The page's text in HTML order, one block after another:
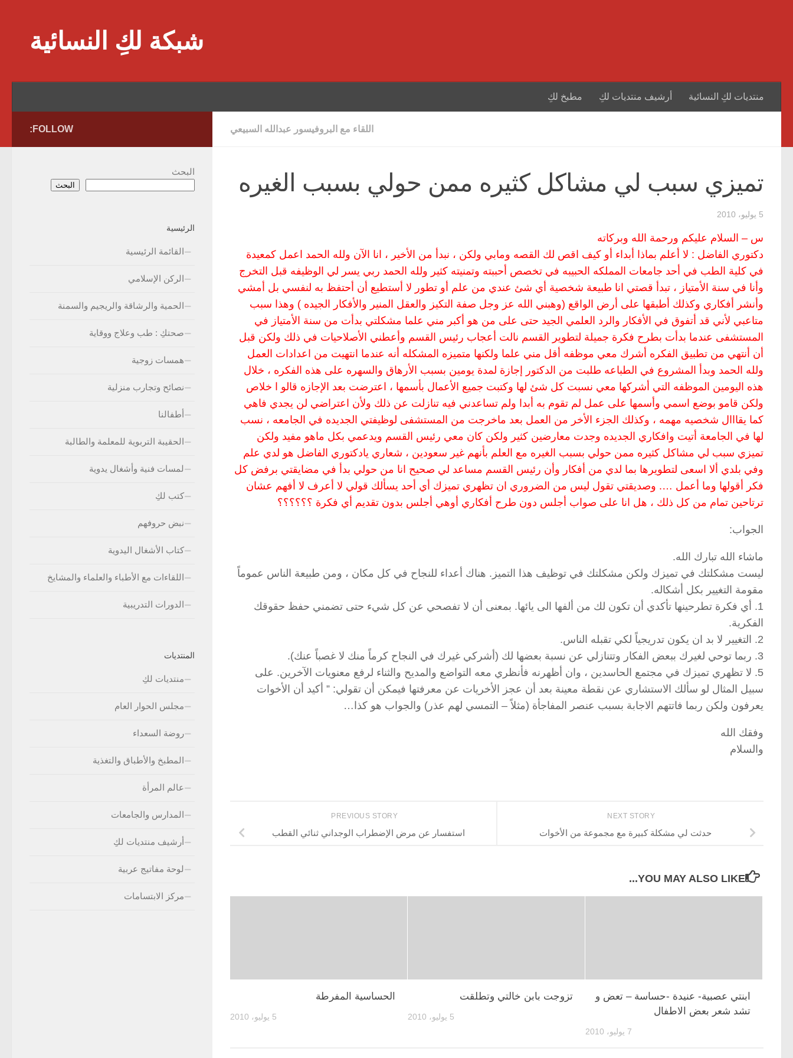
شبكة لكِ النسائية
منتديات لكِ النسائية أرشيف منتديات لكِ مطبخ لكِ
اللقاء مع البروفيسور عبدالله السبيعي
تميزي سبب لي مشاكل كثيره ممن حولي بسبب الغيره
5 يوليو، 2010
س – السلام عليكم ورحمة الله وبركاته
دكتوري الفاضل : لا أعلم بماذا أبداء أو كيف اقص لك القصه ومابي ولكن ، نبدأ من الأخير ، انا الآن ولله الحمد اعمل كمعيدة
في كلية الطب في أحد جامعات المملكه الحبيبه في تخصص أحببته وتمنيته كثير ولله الحمد ربي يسر لي الوظيفه قبل التخرج
وأنا في سنة الأمتياز ، تبدأ قصتي انا طبيعة شخصية أي شئ عندي من علم أو تطور لا أستطيع أن أحتفظ به لنفسي بل أمشي
وأنشر أفكاري وكذلك أطبقها على أرض الواقع (وهبني الله عز وجل صفة التكيز والعقل المنير والأفكار الجيده ) وهذا سبب
متاعبي لأني قد أتفوق في الأفكار والرد العلمي الجيد حتى على من هو أكبر مني علما مشكلتي بدأت من سنة الأمتياز في
المستشفى عندما بدأت بطرح فكرة جميلة لتطوير القسم نالت أعجاب رئيس القسم وأعطني الأصلاحيات في ذلك ولكن قبل
أن أنتهي من تطبيق الفكره أشرك معي موظفه أقل مني علما ولكنها متميزه المشكله أنه عندما انتهيت من اعدادات العمل
ولله الحمد وبدأ المشروع في الطباعه طلبت من الدكتور إجازة لمدة يومين بسبب الأرهاق والسهره على هذه الفكره ، خلال
هذه اليومين الموظفه التي أشركها معي نسبت كل شئ لها وكتبت جميع الأعمال بأسمها ، اعترضت بعد الإجازه قالو ا خلاص
ولكن قامو بوضع اسمي وأسمها على عمل لم تقوم به أبدا ولم تساعدني فيه تنازلت عن ذلك ولأن اعتراضي لن يجدي فاهي
كما يقااال شخصيه مهمه ، وكذلك الجزء الأخر من العمل بعد ماخرجت من المستشفى لوظيفتي الجديده في الجامعه ، نسب
لها في الجامعة أتيت وافكاري الجديده وجدت معارضين كثير ولكن كان معي رئيس القسم ويدعمي بكل ماهو مفيد ولكن
تميزي سبب لي مشاكل كثيره ممن حولي بسبب الغيره مع العلم بأنهم غير سعودين ، شعاري يادكتوري الفاضل هو لدي علم
وفي بلدي ألا اسعى لتطويرها بما لدي من أفكار وأن رئيس القسم مساعد لي صحيح انا من حولي بدأ في مضايقتي برفض كل
فكر أقولها وما أعمل …. وصديقتي تقول ليس من الضروري ان تظهري تميزك أي أحد يسألك قولي لا أعرف لا أفهم عشان
ترتاحين تمام من كل ذلك ، هل انا على صواب أجلس دون طرح أفكاري أوهي أجلس بدون تقديم أي فكرة ؟؟؟؟؟؟
الجواب:
ماشاء الله تبارك الله.
ليست مشكلتك في تميزك ولكن مشكلتك في توظيف هذا التميز. هناك أعداء للنجاح في كل مكان ، ومن طبيعة الناس عموماً
مقومة التغيير بكل أشكاله.
1. أي فكرة تطرحينها تأكدي أن تكون لك من ألفها الى يائها. بمعنى أن لا تفصحي عن كل شيء حتى تضمني حفظ حقوقك
الفكرية.
2. التغيير لا بد ان يكون تدريجياً لكي تقبله الناس.
3. ربما توحي لغيرك ببعض الفكار وتتنازلي عن نسبة بعضها لك (أشركي غيرك في النجاح كرماً منك لا غصباً عنك).
5. لا تظهري تميزك في مجتمع الحاسدين ، وان أظهرنه فأنظري معه التواضع والمديح والثناء لرفع معنويات الآخرين. على
سبيل المثال لو سألك الاستشاري عن نقطة معينة بعد أن عجز الأخريات عن معرفتها فيمكن أن تقولي: ” أكيد أن الأخوات
يعرفون ولكن ربما فاتتهم الاجابة بسبب عنصر المفاجأة (مثلاً – التمسي لهم عذر) والجواب هو كذا…
وفقك الله
والسلام
NEXT STORY
حدثت لي مشكلة كبيرة مع مجموعة من الأخوات
PREVIOUS STORY
استفسار عن مرض الإضطراب الوجداني ثنائي القطب
YOU MAY ALSO LIKE...
الحساسية المفرطة
5 يوليو، 2010
تزوجت بابن خالتي وتطلقت
5 يوليو، 2010
ابنتي عصبية- عنيدة -حساسة – تعض و
تشد شعر بعض الاطفال
7 يوليو، 2010
FOLLOW:
البحث
البحث
الرئيسية
القائمة الرئيسية
الركن الإسلامي
الحمية والرشاقة والريجيم والسمنة
صحتكِ : طب وعلاج ووقاية
همسات زوجية
نصائح وتجارب منزلية
أطفالنا
الحقيبة التربوية للمعلمة والطالبة
لمسات فنية وأشغال يدوية
كتب لكِ
نبض حروفهم
كتاب الأشغال اليدوية
اللقاءات مع الأطباء والعلماء والمشايخ
الدورات التدريبية
المنتديات
منتديات لكِ
مجلس الحوار العام
روضة السعداء
المطبخ والأطباق والتغذية
عالم المرأة
المدارس والجامعات
أرشيف منتديات لكِ
لوحة مفاتيج عربية
مركز الابتسامات